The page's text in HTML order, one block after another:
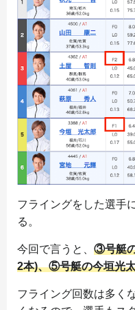
フライングをした選手
る。
今回で言うと、 ③号艇
2本)、⑤号艇の今垣光
フライング回数は多く